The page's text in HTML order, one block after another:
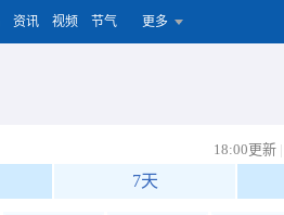
资讯 视频 节气 更多
18:00更新 |
7天